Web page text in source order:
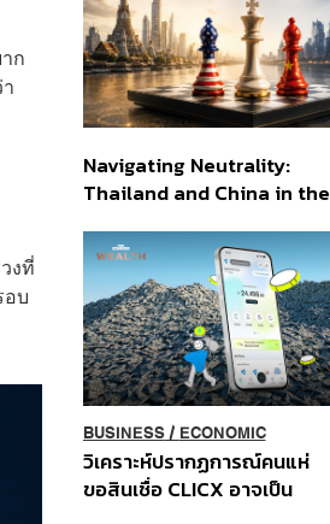
ก
งที่
อบ
Navigating Neutrality:
Thailand and China in the
Order
BUSINESS/ ECONOMIC
วิเคราะห์ปรากฏการณ์คนแห่
ขอสินเชื่อ CLICX อาจเป็น